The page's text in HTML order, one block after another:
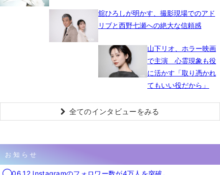
舘ひろしが明かす、撮影現場でのアド
リブと西野七瀬への絶大な信頼感
山下リオ、ホラー映画
で主演 心霊現象も役
に活かす「取り憑かれ
てもいい役だから」
全てのインタビューをみる
お知らせ
◯06.12 Instagramのフォロワー数が4万人を突破。